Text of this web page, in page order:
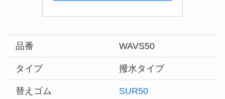
品番 WAVS50
タイプ 撥水タイプ
替えゴム SUR50